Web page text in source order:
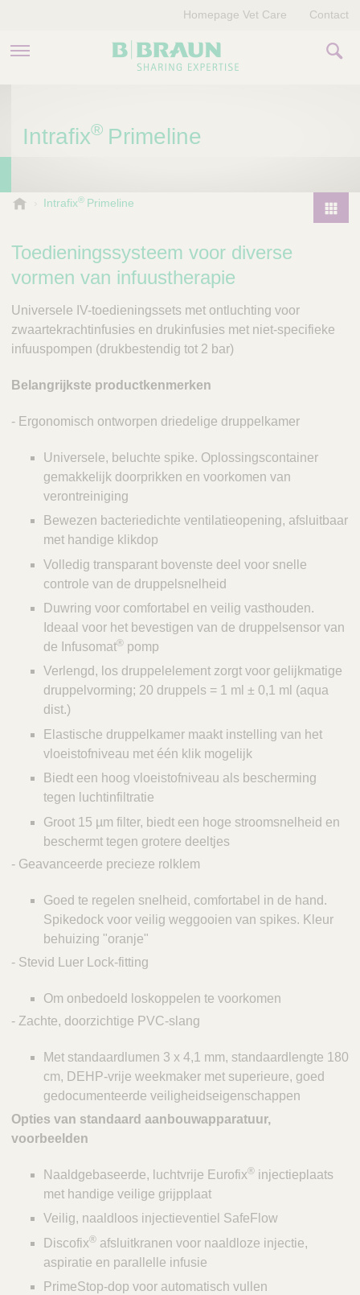
OVER ONS
Homepage Vet Care Contact
Intrafix® Primeline
P
d
r
u
n
e
t
a
e
Intrafix® Primeline
Toedieningssysteem voor diverse
vormen van infuustherapie
Universele IV-toedieningssets met ontluchting voor
zwaartekrachtinfusies en drukinfusies met niet-specifieke
infuuspompen (drukbestendig tot 2 bar)
Belangrijkste productkenmerken
- Ergonomisch ontworpen driedelige druppelkamer
Universele, beluchte spike. Oplossingscontainer
gemakkelijk doorprikken en voorkomen van
verontreiniging
Bewezen bacteriedichte ventilatieopening, afsluitbaar
met handige klikdop
Volledig transparant bovenste deel voor snelle
controle van de druppelsnelheid
Duwring voor comfortabel en veilig vasthouden.
Ideaal voor het bevestigen van de druppelsensor van
de Infusomat® pomp
Verlengd, los druppelelement zorgt voor gelijkmatige
druppelvorming; 20 druppels = 1 ml ± 0,1 ml (aqua
dist.)
Elastische druppelkamer maakt instelling van het
vloeistofniveau met één klik mogelijk
Biedt een hoog vloeistofniveau als bescherming
tegen luchtinfiltratie
Groot 15 µm filter, biedt een hoge stroomsnelheid en
beschermt tegen grotere deeltjes
- Geavanceerde precieze rolklem
Goed te regelen snelheid, comfortabel in de hand.
Spikedock voor veilig weggooien van spikes. Kleur
behuizing "oranje"
- Stevid Luer Lock-fitting
Om onbedoeld loskoppelen te voorkomen
- Zachte, doorzichtige PVC-slang
Met standaardlumen 3 x 4,1 mm, standaardlengte 180
cm, DEHP-vrije weekmaker met superieure, goed
gedocumenteerde veiligheidseigenschappen
Opties van standaard aanbouwapparatuur,
voorbeelden
Naaldgebaseerde, luchtvrije Eurofix® injectieplaats
met handige veilige grijpplaat
Veilig, naaldloos injectieventiel SafeFlow
Discofix® afsluitkranen voor naaldloze injectie,
aspiratie en parallelle infusie
PrimeStop-dop voor automatisch vullen